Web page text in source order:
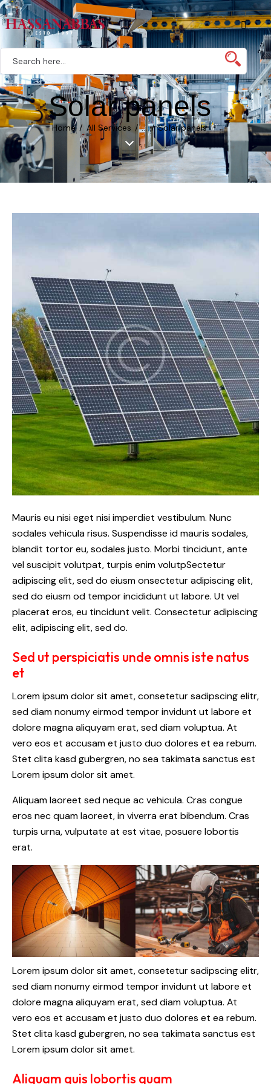
Solar panels
Home All Services ... Solar panels
Mauris eu nisi eget nisi imperdiet vestibulum. Nunc
sodales vehicula risus. Suspendisse id mauris sodales,
blandit tortor eu, sodales justo. Morbi tincidunt, ante
vel suscipit volutpat, turpis enim volutpSectetur
adipiscing elit, sed do eiusm onsectetur adipiscing elit,
sed do eiusm od tempor incididunt ut labore. Ut vel
placerat eros, eu tincidunt velit. Consectetur adipiscing
elit, adipiscing elit, sed do.
Sed ut perspiciatis unde omnis iste natus
et
Lorem ipsum dolor sit amet, consetetur sadipscing elitr,
sed diam nonumy eirmod tempor invidunt ut labore et
dolore magna aliquyam erat, sed diam voluptua. At
vero eos et accusam et justo duo dolores et ea rebum.
Stet clita kasd gubergren, no sea takimata sanctus est
Lorem ipsum dolor sit amet.
Aliquam laoreet sed neque ac vehicula. Cras congue
eros nec quam laoreet, in viverra erat bibendum. Cras
turpis urna, vulputate at est vitae, posuere lobortis
erat.
Lorem ipsum dolor sit amet, consetetur sadipscing elitr,
sed diam nonumy eirmod tempor invidunt ut labore et
dolore magna aliquyam erat, sed diam voluptua. At
vero eos et accusam et justo duo dolores et ea rebum.
Stet clita kasd gubergren, no sea takimata sanctus est
Lorem ipsum dolor sit amet.
Aliquam quis lobortis quam